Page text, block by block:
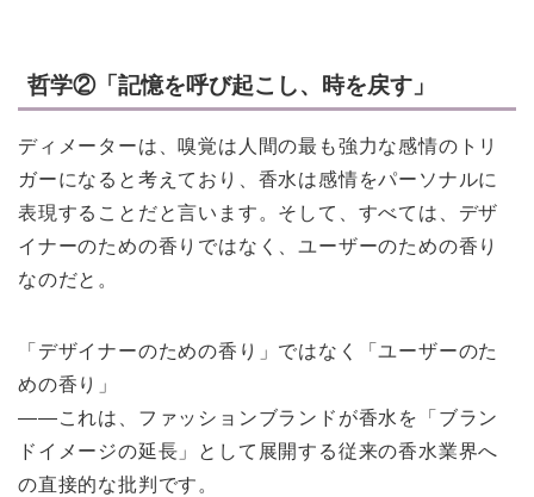
哲学②「記憶を呼び起こし、時を戻す」
ディメーターは、嗅覚は人間の最も強力な感情のトリ
ガーになると考えており、香水は感情をパーソナルに
表現することだと言います。そして、すべては、デザ
イナーのための香りではなく、ユーザーのための香り
なのだと。
「デザイナーのための香り」ではなく「ユーザーのた
めの香り」
——これは、ファッションブランドが香水を「ブラン
ドイメージの延長」として展開する従来の香水業界へ
の直接的な批判です。